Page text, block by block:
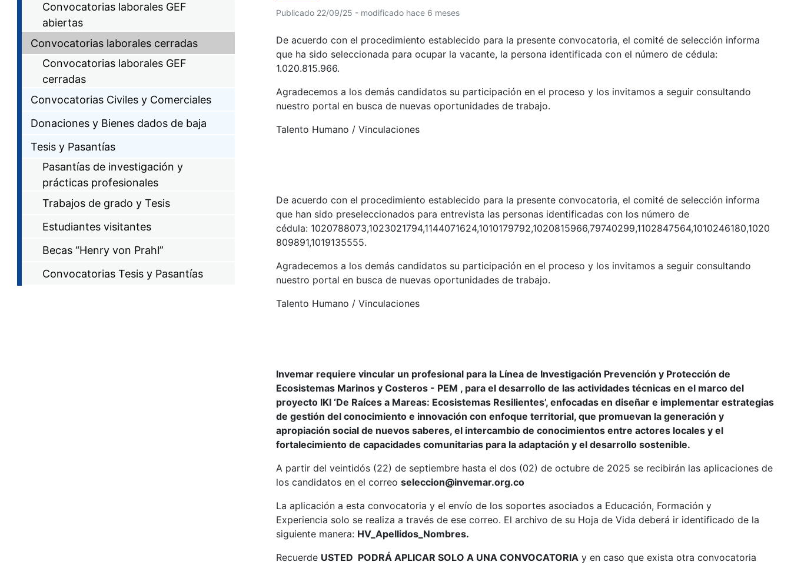
Convocatorias laborales GEF
abiertas
Convocatorias laborales cerradas
Convocatorias laborales GEF
cerradas
Convocatorias Civiles y Comerciales
Donaciones y Bienes dados de baja
Tesis y Pasantías
Pasantías de investigación y
prácticas profesionales
Trabajos de grado y Tesis
Estudiantes visitantes
Becas “Henry von Prahl”
Convocatorias Tesis y Pasantías
Publicado 22/09/25 - modificado hace 6 meses
De acuerdo con el procedimiento establecido para la presente convocatoria, el comité de selección informa
que ha sido seleccionada para ocupar la vacante, la persona identificada con el número de cédula:
1.020.815.966.
Agradecemos a los demás candidatos su participación en el proceso y los invitamos a seguir consultando
nuestro portal en busca de nuevas oportunidades de trabajo.
Talento Humano / Vinculaciones
De acuerdo con el procedimiento establecido para la presente convocatoria, el comité de selección informa
que han sido preseleccionados para entrevista las personas identificadas con los número de
cédula: 1020788073,1023021794,1144071624,1010179792,1020815966,79740299,1102847564,1010246180,1020
809891,1019135555.
Agradecemos a los demás candidatos su participación en el proceso y los invitamos a seguir consultando
nuestro portal en busca de nuevas oportunidades de trabajo.
Talento Humano / Vinculaciones
Invemar requiere vincular un profesional para la Línea de Investigación Prevención y Protección de
Ecosistemas Marinos y Costeros - PEM , para el desarrollo de las actividades técnicas en el marco del
proyecto IKI ‘De Raíces a Mareas: Ecosistemas Resilientes’, enfocadas en diseñar e implementar estrategias
de gestión del conocimiento e innovación con enfoque territorial, que promuevan la generación y
apropiación social de nuevos saberes, el intercambio de conocimientos entre actores locales y el
fortalecimiento de capacidades comunitarias para la adaptación y el desarrollo sostenible.
A partir del veintidós (22) de septiembre hasta el dos (02) de octubre de 2025 se recibirán las aplicaciones de
los candidatos en el correo seleccion@invemar.org.co
La aplicación a esta convocatoria y el envío de los soportes asociados a Educación, Formación y
Experiencia solo se realiza a través de ese correo. El archivo de su Hoja de Vida deberá ir identificado de la
siguiente manera: HV_Apellidos_Nombres.
Recuerde USTED PODRÁ APLICAR SOLO A UNA CONVOCATORIAy en caso que exista otra convocatoria